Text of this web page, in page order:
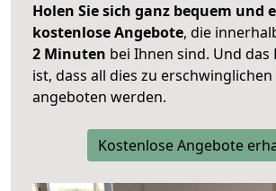
Holen Sie sich ganz bequem und
kostenlose Angebote, die
2 Minuten bei Ihnen sind. Und das
ist, dass all dies zu erschwinglichen
angeboten werden.
Kostenlose Angebote